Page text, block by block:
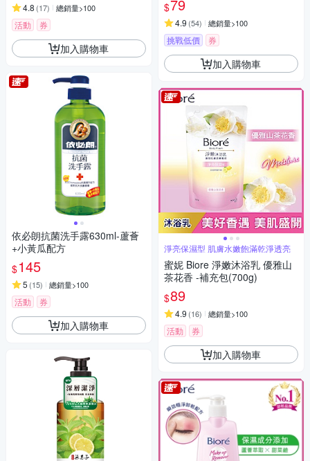
4.8 (17) 總銷量>100
活動 券
加入購物車
依必朗抗菌洗手露630ml-蘆薈
+小黃瓜配方
$145
5 (15) 總銷量>100
活動 券
加入購物車
$79
4.9 (54) 總銷量>100
挑戰低價 券
加入購物車
淨亮保濕型 肌膚水嫩飽滿乾淨透亮
蜜妮 Biore 淨嫩沐浴乳 優雅山
茶花香 -補充包(700g)
$89
4.9 (16) 總銷量>100
活動 券
加入購物車